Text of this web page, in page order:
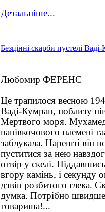
Детальніше...
Безцінні скарби пустелі
Любомир ФЕРЕНС
Це трапилося весною
Ваді-Кумран, поблизу
Мертвого моря.
напівкочового племені
заблукала. Нарешті він
пуститися за нею
отвір у скелі.
вгору камінь, і секунду
дзвін розбитого глека.
думка. Потрібно швидше
товариша!...